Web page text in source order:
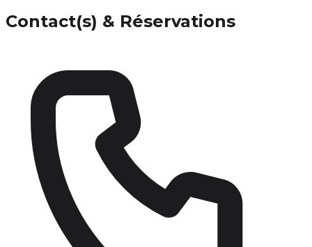
Contact(s) & Réservations